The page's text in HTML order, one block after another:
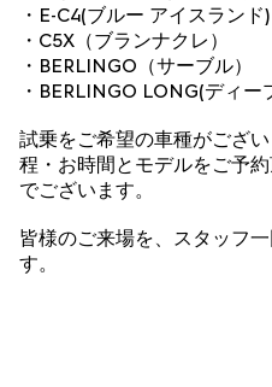
・E-C4(ブルー アイスランド)
・C5X（ブランナクレ）
・BERLINGO（サーブル）
・BERLINGO LONG(ディー
試乗をご希望の車種がござ
程・お時間とモデルをご予
でございます。
皆様のご来場を、スタッフ
す。